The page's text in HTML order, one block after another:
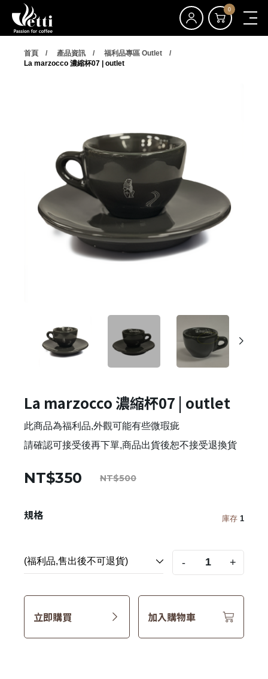
0
首頁 產品資訊
福利品專區 Outlet
La marzocco 濃縮杯07 | outlet
La marzocco 濃縮杯07 | outlet
此商品為福利品,外觀可能有些微瑕疵
請確認可接受後再下單,商品出貨後恕不接受退換貨
NT$350 NT$500
規格 庫存 1
- +
立即購買 加入購物車